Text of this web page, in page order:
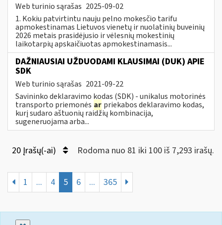
Web turinio sąrašas 2025-09-02
1. Kokiu patvirtintu nauju pelno mokesčio tarifu
apmokestinamas Lietuvos vienetų ir nuolatinių buveinių
2026 metais prasidėjusio ir vėlesnių mokestinių
laikotarpių apskaičiuotas apmokestinamasis...
DAŽNIAUSIAI UŽDUODAMI KLAUSIMAI (DUK) APIE
SDK
Web turinio sąrašas 2021-09-22
Savininko deklaravimo kodas (SDK) - unikalus motorinės
transporto priemonės ar priekabos deklaravimo kodas,
kurį sudaro aštuonių raidžių kombinacija,
sugeneruojama arba...
20 Įrašų(-ai) Rodoma nuo 81 iki 100 iš 7,293 irašų.
1 ... 4 5 6 ... 365